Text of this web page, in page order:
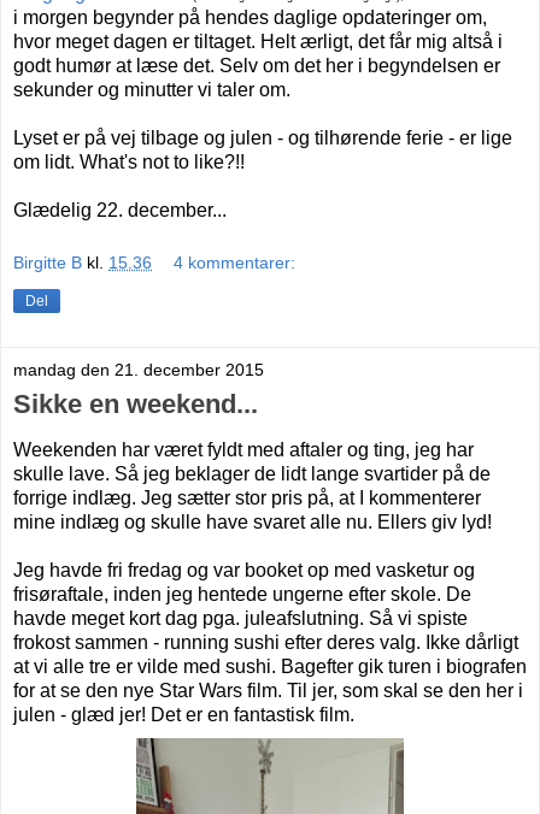
i morgen begynder på hendes daglige opdateringer om,
hvor meget dagen er tiltaget. Helt ærligt, det får mig altså i
godt humør at læse det. Selv om det her i begyndelsen er
sekunder og minutter vi taler om.
Lyset er på vej tilbage og julen - og tilhørende ferie - er lige
om lidt. What's not to like?!!
Glædelig 22. december...
Birgitte B kl. 15.36 4 kommentarer:
Del
mandag den 21. december 2015
Sikke en weekend...
Weekenden har været fyldt med aftaler og ting, jeg har
skulle lave. Så jeg beklager de lidt lange svartider på de
forrige indlæg. Jeg sætter stor pris på, at I kommenterer
mine indlæg og skulle have svaret alle nu. Ellers giv lyd!
Jeg havde fri fredag og var booket op med vasketur og
frisøraftale, inden jeg hentede ungerne efter skole. De
havde meget kort dag pga. juleafslutning. Så vi spiste
frokost sammen - running sushi efter deres valg. Ikke dårligt
at vi alle tre er vilde med sushi. Bagefter gik turen i biografen
for at se den nye Star Wars film. Til jer, som skal se den her i
julen - glæd jer! Det er en fantastisk film.